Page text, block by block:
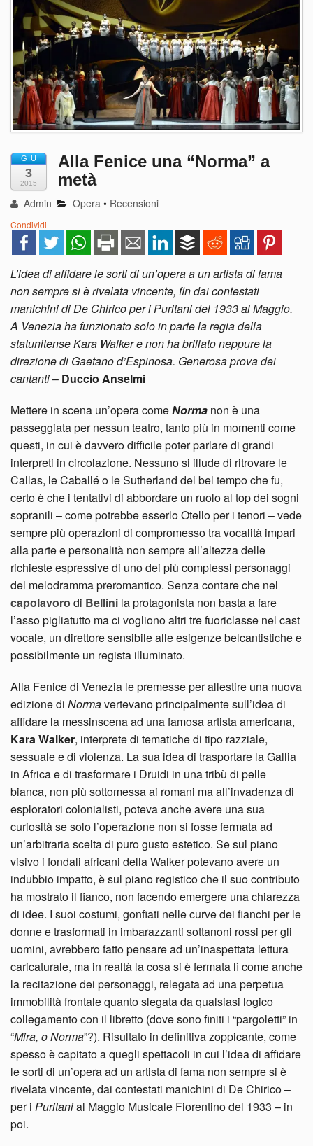
GIU
3
2015
Alla Fenice una “Norma” a
metà
Admin Opera • Recensioni
Condividi
L’idea di affidare le sorti di un’opera a un artista di fama
non sempre si è rivelata vincente, fin dai contestati
manichini di De Chirico per i Puritani del 1933 al Maggio.
A Venezia ha funzionato solo in parte la regia della
statunitense Kara Walker e non ha brillato neppure la
direzione di Gaetano d’Espinosa. Generosa prova dei
cantanti– Duccio Anselmi
Mettere in scena un’opera comeNorma non è una
passeggiata per nessun teatro, tanto più in momenti come
questi, in cui è davvero difficile poter parlare di grandi
interpreti in circolazione. Nessuno si illude di ritrovare le
Callas, le Caballé o le Sutherland del bel tempo che fu,
certo è che i tentativi di abbordare un ruolo al top dei sogni
sopranili – come potrebbe esserlo Otello per i tenori – vede
sempre più operazioni di compromesso tra vocalità impari
alla parte e personalità non sempre all’altezza delle
richieste espressive di uno dei più complessi personaggi
del melodramma preromantico. Senza contare che nel
capolavoro di Bellini la protagonista non basta a fare
l’asso pigliatutto ma ci vogliono altri tre fuoriclasse nel cast
vocale, un direttore sensibile alle esigenze belcantistiche e
possibilmente un regista illuminato.
Alla Fenice di Venezia le premesse per allestire una nuova
edizione di Normavertevano principalmente sull’idea di
affidare la messinscena ad una famosa artista americana,
Kara Walker, interprete di tematiche di tipo razziale,
sessuale e di violenza. La sua idea di trasportare la Gallia
in Africa e di trasformare i Druidi in una tribù di pelle
bianca, non più sottomessa ai romani ma all’invadenza di
esploratori colonialisti, poteva anche avere una sua
curiosità se solo l’operazione non si fosse fermata ad
un’arbitraria scelta di puro gusto estetico. Se sul piano
visivo i fondali africani della Walker potevano avere un
indubbio impatto, è sul piano registico che il suo contributo
ha mostrato il fianco, non facendo emergere una chiarezza
di idee. I suoi costumi, gonfiati nelle curve dei fianchi per le
donne e trasformati in imbarazzanti sottanoni rossi per gli
uomini, avrebbero fatto pensare ad un’inaspettata lettura
caricaturale, ma in realtà la cosa si è fermata lì come anche
la recitazione dei personaggi, relegata ad una perpetua
immobilità frontale quanto slegata da qualsiasi logico
collegamento con il libretto (dove sono finiti i “pargoletti” in
“Mira, o Norma”?). Risultato in definitiva zoppicante, come
spesso è capitato a quegli spettacoli in cui l’idea di affidare
le sorti di un’opera ad un artista di fama non sempre si è
rivelata vincente, dai contestati manichini di De Chirico –
per i Puritanial Maggio Musicale Fiorentino del 1933 – in
poi.